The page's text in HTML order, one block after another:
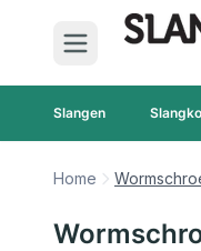
Ga naar de inhoud
Slangen
Home